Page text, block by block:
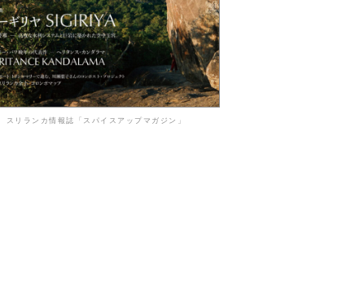
スリランカ情報誌「スパイスアップマガジン」